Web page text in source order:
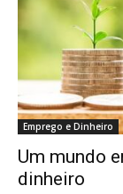
Emprego e Dinheiro
Um mundo
dinheiro